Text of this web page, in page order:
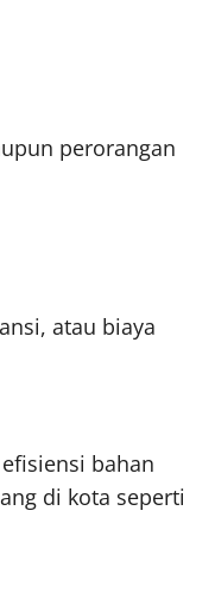
perorangan
atau biaya
bahan
di kota seperti